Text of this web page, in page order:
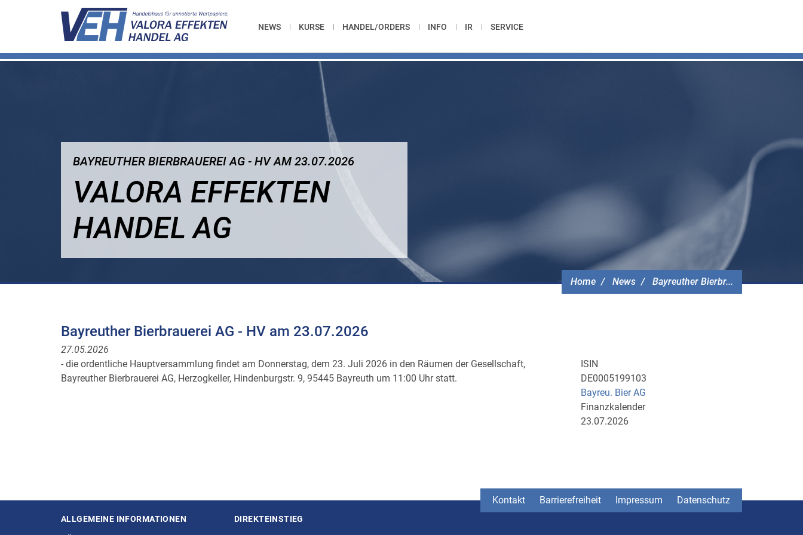
NEWS KURSE HANDEL/ORDERS INFO IR SERVICE
Home News Bayreuther Bierbr...
BAYREUTHER BIERBRAUEREI AG - HV AM 23.07.2026
VALORA EFFEKTEN
HANDEL AG
Bayreuther Bierbrauerei AG - HV am 23.07.2026
27.05.2026
- die ordentliche Hauptversammlung findet am Donnerstag, dem 23. Juli 2026 in den Räumen der Gesellschaft,
Bayreuther Bierbrauerei AG, Herzogkeller, Hindenburgstr. 9, 95445 Bayreuth um 11:00 Uhr statt.
ISIN
DE0005199103
Bayreu. Bier AG
Finanzkalender
23.07.2026
Kontakt Barrierefreiheit Impressum Datenschutz
Seitenstruktur
ALLGEMEINE INFORMATIONEN DIREKTEINSTIEG